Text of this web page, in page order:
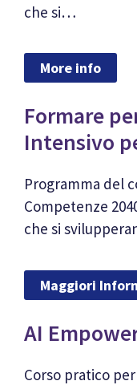
che si…
More info
Formare
Intensivo
Programma del
Competenze
che si
Maggiori
AI
Corso pratico